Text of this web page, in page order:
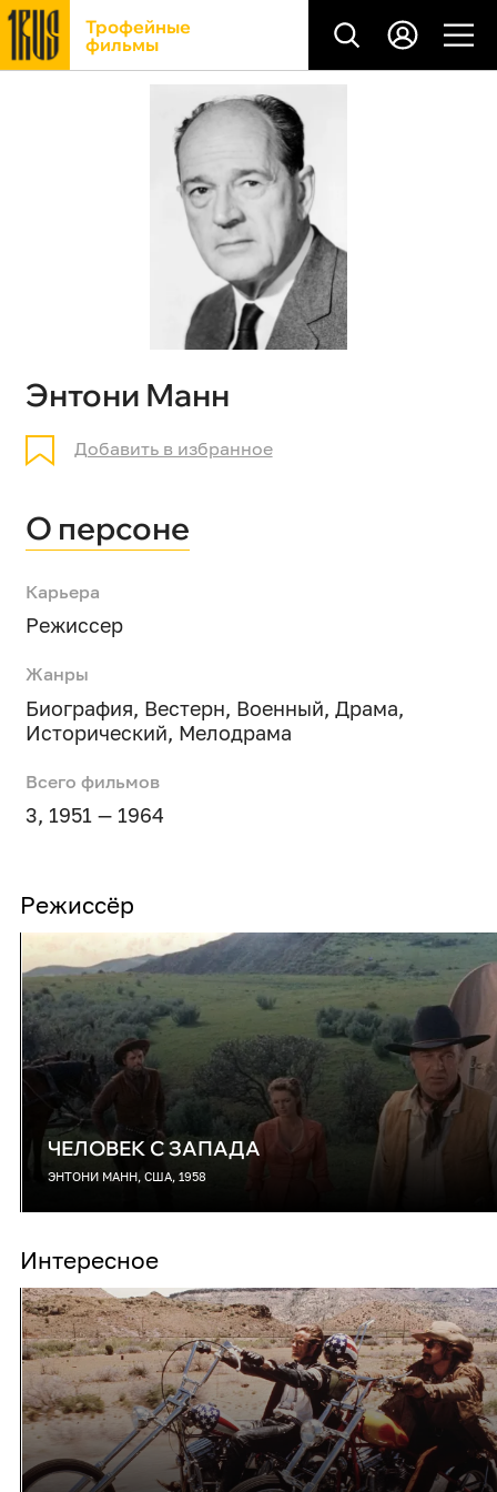
Трофейные
фильмы
Энтони Манн
Добавить в избранное
О персоне
Карьера
Режиссер
Жанры
Биография, Вестерн, Военный, Драма,
Исторический, Мелодрама
Всего фильмов
3, 1951 — 1964
Режиссёр
ЧЕЛОВЕК С ЗАПАДА
ЭНТОНИ МАНН, США, 1958
Интересное